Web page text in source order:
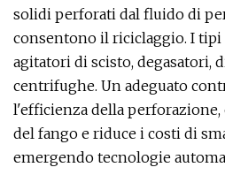
solidi perforati dal fluido di
consentono il riciclaggio. I
agitatori di scisto, degasatori,
centrifughe. Un adeguato
l'efficienza della
del fango e riduce i costi di
emergendo tecnologie